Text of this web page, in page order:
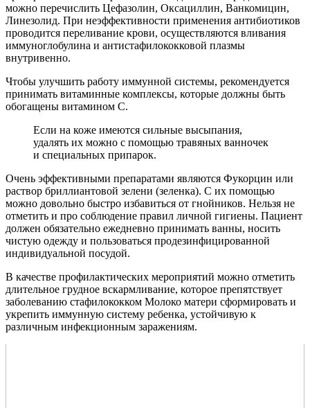
можно перечислить Цефазолин, Оксациллин, Ванкомицин,
Линезолид. При неэффективности применения антибиотиков
проводится переливание крови, осуществляются вливания
иммуноглобулина и антистафилококковой плазмы
внутривенно.
Чтобы улучшить работу иммунной системы, рекомендуется
принимать витаминные комплексы, которые должны быть
обогащены витамином C.
Если на коже имеются сильные высыпания,
удалять их можно с помощью травяных ванночек
и специальных припарок.
Очень эффективными препаратами являются Фукорцин или
раствор бриллиантовой зелени (зеленка). С их помощью
можно довольно быстро избавиться от гнойников. Нельзя не
отметить и про соблюдение правил личной гигиены. Пациент
должен обязательно ежедневно принимать ванны, носить
чистую одежду и пользоваться продезинфицированной
индивидуальной посудой.
В качестве профилактических мероприятий можно отметить
длительное грудное вскармливание, которое препятствует
заболеванию стафилококком Молоко матери сформировать и
укрепить иммунную систему ребенка, устойчивую к
различным инфекционным заражениям.